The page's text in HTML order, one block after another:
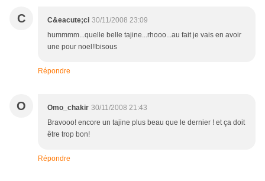
C C&eacute;ci 30/11/2008 23:09
hummmm...quelle belle tajine...rhooo...au fait je vais en avoir
une pour noel!!bisous
Répondre
O Omo_chakir 30/11/2008 21:43
Bravooo! encore un tajine plus beau que le dernier ! et ça doit
être trop bon!
Répondre